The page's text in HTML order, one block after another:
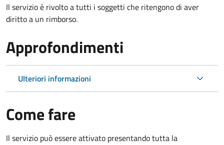
Il servizio è rivolto a tutti i soggetti che ritengono di aver
diritto a un rimborso.
Approfondimenti
Ulteriori informazioni
Come fare
Il servizio può essere attivato presentando tutta la